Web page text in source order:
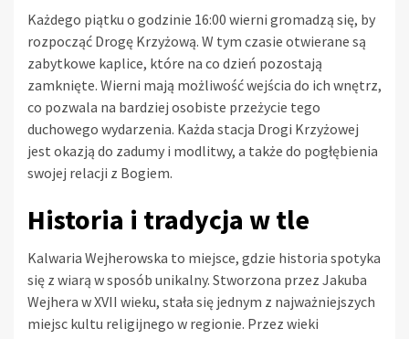
Każdego piątku o godzinie 16:00 wierni gromadzą się, by
rozpocząć Drogę Krzyżową. W tym czasie otwierane są
zabytkowe kaplice, które na co dzień pozostają
zamknięte. Wierni mają możliwość wejścia do ich wnętrz,
co pozwala na bardziej osobiste przeżycie tego
duchowego wydarzenia. Każda stacja Drogi Krzyżowej
jest okazją do zadumy i modlitwy, a także do pogłębienia
swojej relacji z Bogiem.
Historia i tradycja w tle
Kalwaria Wejherowska to miejsce, gdzie historia spotyka
się z wiarą w sposób unikalny. Stworzona przez Jakuba
Wejhera w XVII wieku, stała się jednym z najważniejszych
miejsc kultu religijnego w regionie. Przez wieki